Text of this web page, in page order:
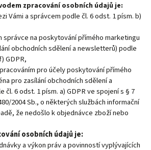
zpracování osobních údajů je:
Vámi a správcem podle čl. 6 odst. 1 písm. b)
správce na poskytování přímého marketingu
obchodních sdělení a newsletterů) podle
GDPR,
pro účely poskytování přímého
pro zasílání obchodních sdělení a
6 odst. 1 písm. a) GDPR ve spojení s § 7
2004 Sb., o některých službách informační
že nedošlo k objednávce zboží nebo
osobních údajů je:
a výkon práv a povinností vyplývajících